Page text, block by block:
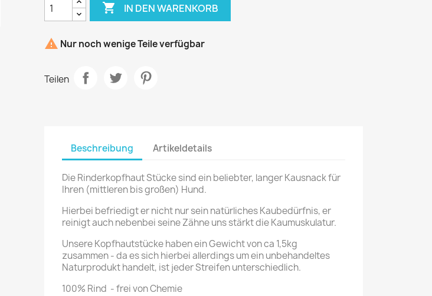
 IN DEN WARENKORB
 Nur noch wenige Teile verfügbar
Teilen
Beschreibung Artikeldetails
Die Rinderkopfhaut Stücke sind ein beliebter, langer Kausnack für
Ihren (mittleren bis großen) Hund.
Hierbei befriedigt er nicht nur sein natürliches Kaubedürfnis, er
reinigt auch nebenbei seine Zähne uns stärkt die Kaumuskulatur.
Unsere Kopfhautstücke haben ein Gewicht von ca 1,5kg
zusammen - da es sich hierbei allerdings um ein unbehandeltes
Naturprodukt handelt, ist jeder Streifen unterschiedlich.
100% Rind - frei von Chemie